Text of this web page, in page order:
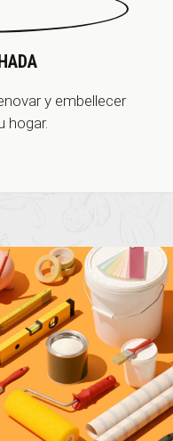
ADA
y embellecer
hogar.